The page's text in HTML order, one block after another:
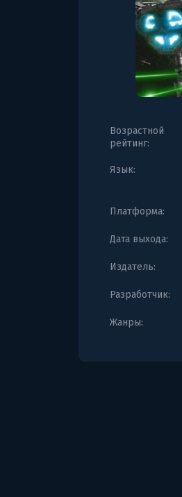
Возрастной
рейтинг:
Язык:
Платформа:
Дата выхода:
Издатель:
Разработчик:
Жанры: